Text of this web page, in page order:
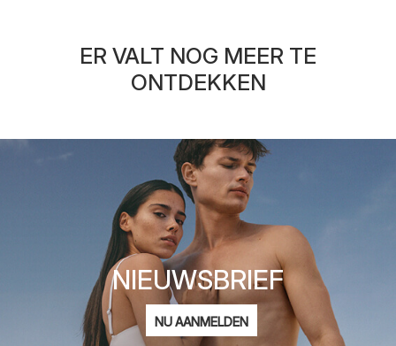
ER VALT NOG MEER TE
ONTDEKKEN
NIEUWSBRIEF
E-
mailadres
NU AANMELDEN